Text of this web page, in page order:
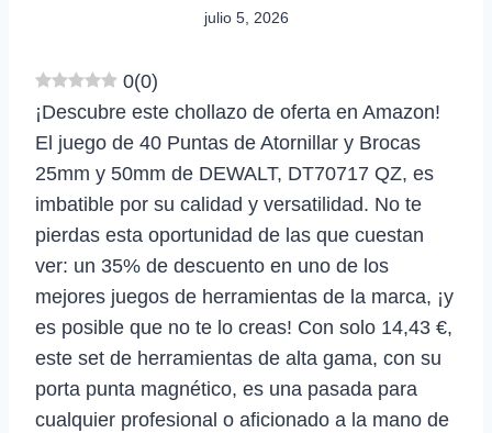
julio 5, 2026
0(0)
¡Descubre este chollazo de oferta en Amazon!
El juego de 40 Puntas de Atornillar y Brocas
25mm y 50mm de DEWALT, DT70717 QZ, es
imbatible por su calidad y versatilidad. No te
pierdas esta oportunidad de las que cuestan
ver: un 35% de descuento en uno de los
mejores juegos de herramientas de la marca, ¡y
es posible que no te lo creas! Con solo 14,43 €,
este set de herramientas de alta gama, con su
porta punta magnético, es una pasada para
cualquier profesional o aficionado a la mano de